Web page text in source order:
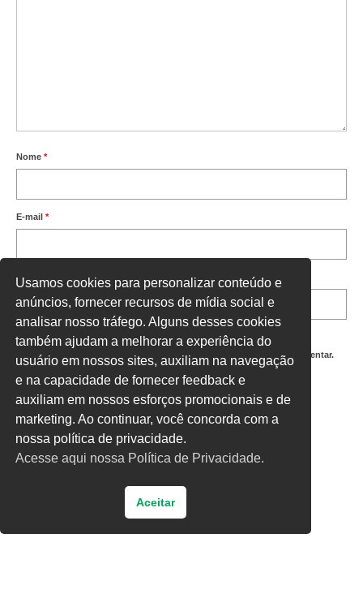
Nome *
E-mail *
Site
Salvar meus dados neste navegador para a próxima vez que eu comentar.
Digite uma resposta em números:
quatro × dois =
Usamos cookies para personalizar conteúdo e
anúncios, fornecer recursos de mídia social e
analisar nosso tráfego. Alguns desses cookies
também ajudam a melhorar a experiência do
usuário em nossos sites, auxiliam na navegação
e na capacidade de fornecer feedback e
auxiliam em nossos esforços promocionais e de
marketing. Ao continuar, você concorda com a
nossa política de privacidade.
Acesse aqui nossa Política de Privacidade.
Aceitar